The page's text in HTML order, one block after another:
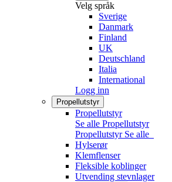
Velg språk
Sverige
Danmark
Finland
UK
Deutschland
Italia
International
Logg inn
Propellutstyr
Propellutstyr
Se alle Propellutstyr
Propellutstyr Se alle
Hylserør
Klemflenser
Fleksible koblinger
Utvending stevnlager